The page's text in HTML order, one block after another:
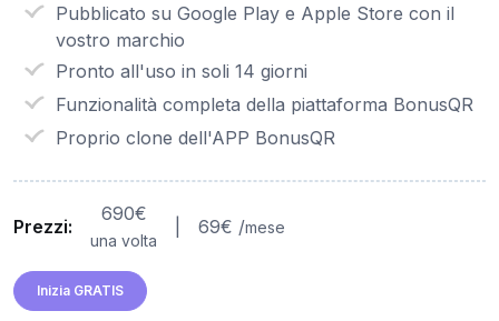
Pubblicato su Google Play e Apple Store con il
vostro marchio
Pronto all'uso in soli 14 giorni
Funzionalità completa della piattaforma BonusQR
Proprio clone dell'APP BonusQR
Prezzi:
690€
una volta
69€ /mese
Inizia GRATIS